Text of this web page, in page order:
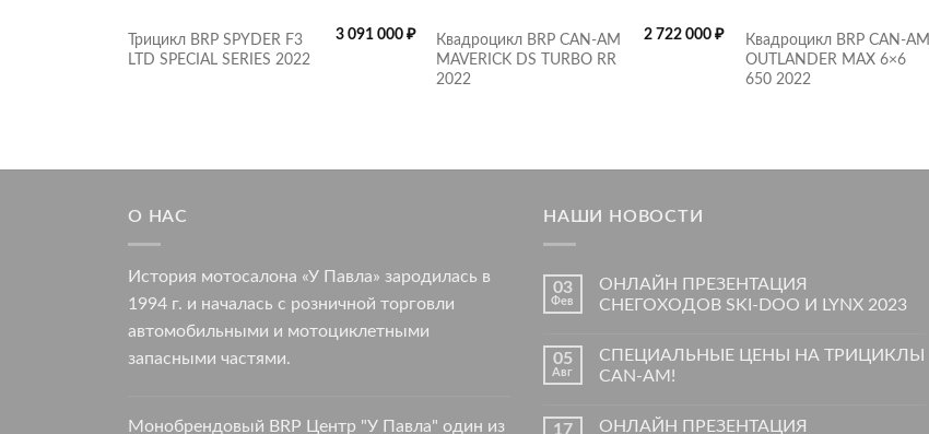
Трицикл BRP SPYDER F3
LTD SPECIAL SERIES 2022
3 091 000 ₽
Квадроцикл BRP CAN-AM
MAVERICK DS TURBO RR
2022
2 722 000₽
Квадроцикл BRP CAN-AM
OUTLANDER MAX 6×6
650 2022
О НАС
История мотосалона «У Павла» зародилась в
1994 г. и началась с розничной торговли
автомобильными и мотоциклетными
запасными частями.
Монобрендовый BRP Центр "У Павла" один из
НАШИ НОВОСТИ
03
Фев
ОНЛАЙН ПРЕЗЕНТАЦИЯ
СНЕГОХОДОВ SKI-DOO И LYNX 2023
05
Авг
СПЕЦИАЛЬНЫЕ ЦЕНЫ НА ТРИЦИКЛЫ
CAN-AM!
17 ОНЛАЙН ПРЕЗЕНТАЦИЯ